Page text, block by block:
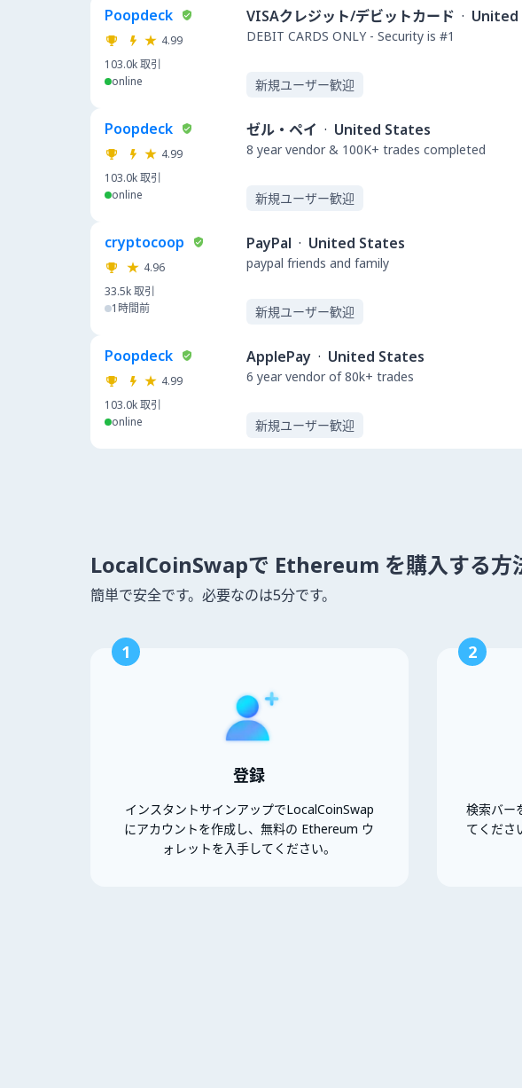
Poopdeck
4.99
103.0k取引
online
VISAクレジット/デビットカード ·
DEBIT CARDS ONLY - Security is #1
新規ユーザー歓迎
Poopdeck
4.99
103.0k取引
online
ゼル・ペイ · United States
8 year vendor & 100K+ trades completed
新規ユーザー歓迎
cryptocoop
4.96
33.5k取引
1時間前
PayPal · United States
paypal friends and family
新規ユーザー歓迎
Poopdeck
4.99
103.0k取引
online
ApplePay · United States
6 year vendor of 80k+ trades
新規ユーザー歓迎
LocalCoinSwapで Ethereum を購入する方
簡単で安全です。必要なのは5分です。
1
登録
インスタントサインアップでLocalCoinSwap
にアカウントを作成し、無料の Ethereum ウ
ォレットを入手してください。
2
検索バー
てくださ